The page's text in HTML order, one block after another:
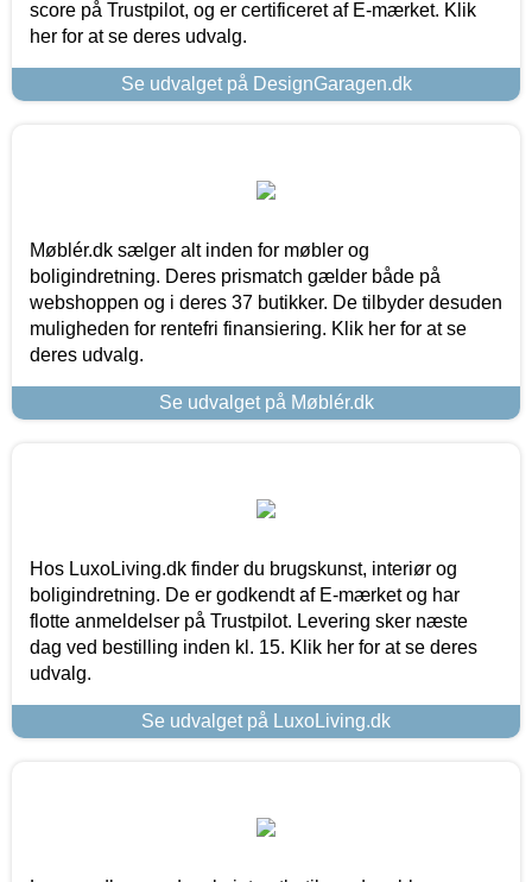
score på Trustpilot, og er certificeret af E-mærket. Klik
her for at se deres udvalg.
Se udvalget på DesignGaragen.dk
Møblér.dk sælger alt inden for møbler og
boligindretning. Deres prismatch gælder både på
webshoppen og i deres 37 butikker. De tilbyder desuden
muligheden for rentefri finansiering. Klik her for at se
deres udvalg.
Se udvalget på Møblér.dk
Hos LuxoLiving.dk finder du brugskunst, interiør og
boligindretning. De er godkendt af E-mærket og har
flotte anmeldelser på Trustpilot. Levering sker næste
dag ved bestilling inden kl. 15. Klik her for at se deres
udvalg.
Se udvalget på LuxoLiving.dk